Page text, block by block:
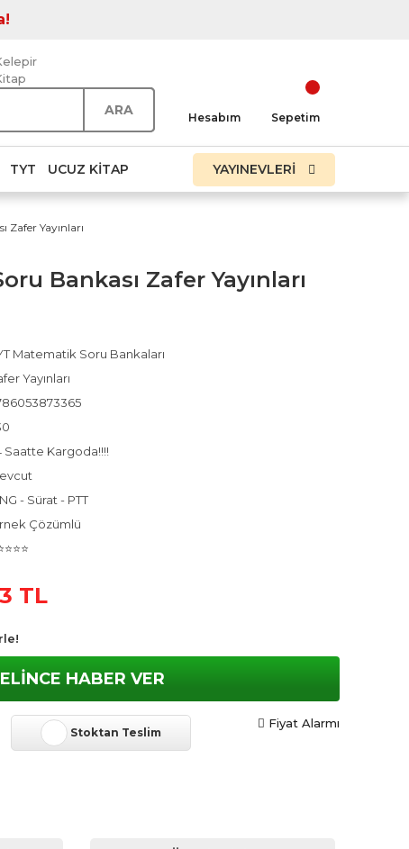
ARA Hesabım Sepetim
TYT UCUZ KITAP YAYINEVLERİ
Zafer Yayınları
Bankası Zafer Yayınları
Matematik Soru Bankaları
Yayınları
Saatte Kargoda!!!!
- Sürat - PTT
Çözümlü
TL
HABER VER
Stoktan Teslim
Fiyat Alarmı